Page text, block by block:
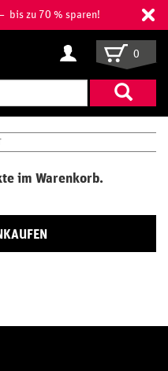
bis zu 70 % sparen!
Suchbegriff
eingeben
0
im Warenkorb.